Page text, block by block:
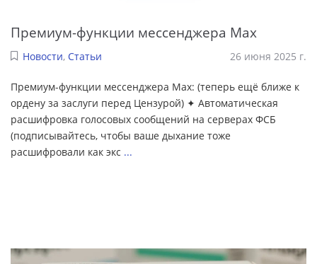
Премиум-функции мессенджера Мах
Новости, Статьи 26 июня 2025 г.
Премиум-функции мессенджера Мах: (теперь ещё ближе к
ордену за заслуги перед Цензурой) ✦ Автоматическая
расшифровка голосовых сообщений на серверах ФСБ
(подписывайтесь, чтобы ваше дыхание тоже
расшифровали как экс ...